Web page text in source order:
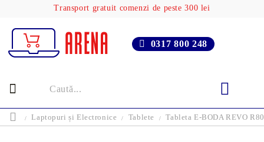
Transport gratuit comenzi de peste 300 lei
0317 800 248
Laptopuri și Electronice Tablete Tableta E-BODA REVO